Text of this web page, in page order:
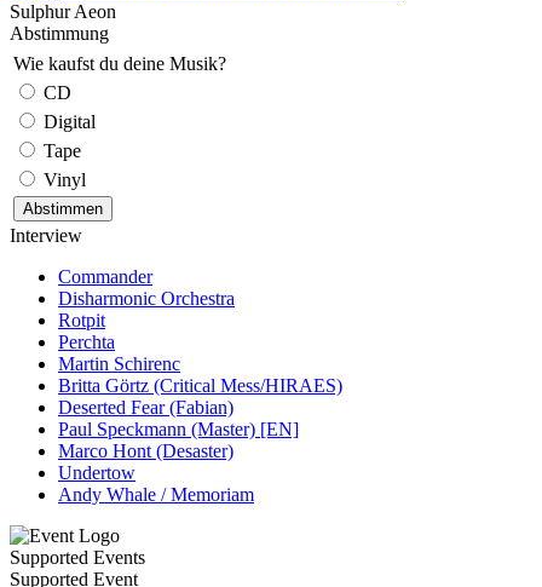
Sulphur Aeon
Abstimmung
Wie kaufst du deine Musik?
CD
Digital
Tape
Vinyl
Interview
Commander
Disharmonic Orchestra
Rotpit
Perchta
Martin Schirenc
Britta Görtz (Critical Mess/HIRAES)
Deserted Fear (Fabian)
Paul Speckmann (Master) [EN]
Marco Hont (Desaster)
Undertow
Andy Whale / Memoriam
Supported Events
Supported Event